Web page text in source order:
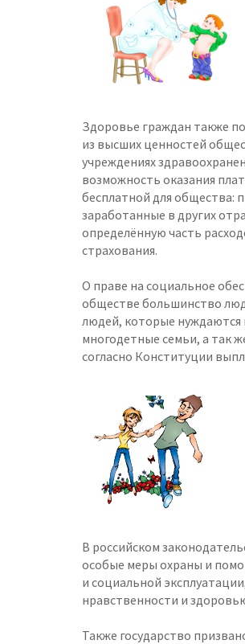
Здоровье граждан также
из высших ценностей
учреждениях
возможность оказания
бесплатной для общества:
заработанные в других
определённую часть
страхования.
О праве на социальное
обществе большинство
людей, которые
многодетные семьи, а так
согласно Конституции
В российском
особые меры охраны и
и социальной
нравственности и
Также государство